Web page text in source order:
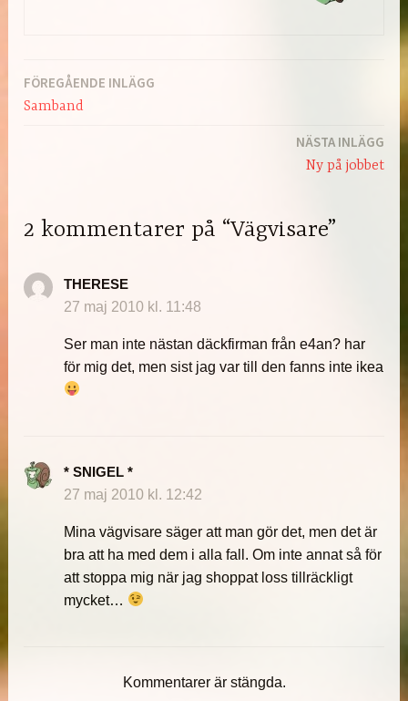
Inläggsnavigering
FÖREGÅENDE INLÄGG
Samband
NÄSTA INLÄGG
Ny på jobbet
2 kommentarer på “Vägvisare”
THERESE
27 maj 2010 kl. 11:48
Ser man inte nästan däckfirman från e4an? har
för mig det, men sist jag var till den fanns inte ikea
* SNIGEL *
27 maj 2010 kl. 12:42
Mina vägvisare säger att man gör det, men det är
bra att ha med dem i alla fall. Om inte annat så för
att stoppa mig när jag shoppat loss tillräckligt
mycket…
Kommentarer är stängda.